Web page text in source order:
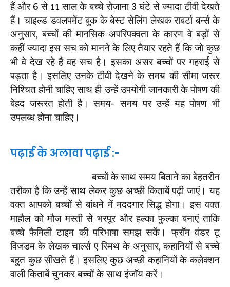
हैं और 6 से 11 साल के बच्चे रोजाना 3 घंटे से ज्यादा टीवी देखते
हैं। चाइल्ड डवलपमेंट बुक के बेस्ट सेलिंग लेखक राबर्टा बर्न्स के
अनुसार, बच्चों की मानसिक अपरिपक्वता के कारण वे बड़ों से
कहीं ज्यादा इस सच को मानने के लिए तैयार रहते हैं कि जो कुछ
भी वे देख रहे हैं वह सच है। इसका असर बच्चों पर गहराई से
पड़ता है। इसलिए उनके टीवी देखने के समय की सीमा जरूर
निश्चित होनी चाहिए साथ ही उन्हें उपयोगी जानकारी के पोषण की
बेहद जरूरत होती है। समय- समय पर उन्हें यह पोषण भी
उपलब्ध होना चाहिए।
पढ़ाई के अलावा पढ़ाई :-
बच्चों के साथ समय बिताने का बेहतरीन
तरीका है कि उन्हें साथ लेकर कुछ अच्छी किताबें पढ़ी जाएं। यह
वक्त आपको बच्चों से बांधने में मददगार सिद्ध होगा। इस वक्त
माहौल को मौज मस्ती से भरपूर और हल्का फुल्का बनाएं ताकि
बच्चे फैमिली टाइम की परिभाषा समझ सकें। फ्रॉम वंडर टू
विजडम के लेखक चार्ल्स ए स्मिथ के अनुसार, कहानियों से बच्चे
बहुत कुछ सीखते हैं। इसलिए कुछ अच्छी कहानियों के कलेक्शन
वाली किताबें चुनकर बच्चों के साथ इंजॉय करें।